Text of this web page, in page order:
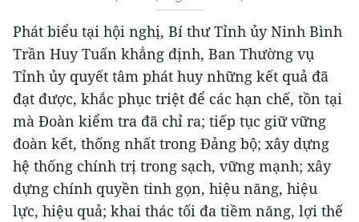
Phát biểu tại hội nghị, Bí thư Tỉnh ủy Ninh Bình
Trần Huy Tuấn khẳng định, Ban Thường vụ
Tỉnh ủy quyết tâm phát huy những kết quả đã
đạt được, khắc phục triệt để các hạn chế, tồn tại
mà Đoàn kiểm tra đã chỉ ra; tiếp tục giữ vững
đoàn kết, thống nhất trong Đảng bộ; xây dựng
hệ thống chính trị trong sạch, vững mạnh; xây
dựng chính quyền tinh gọn, hiệu năng, hiệu
lực, hiệu quả; khai thác tối đa tiềm năng, lợi thế